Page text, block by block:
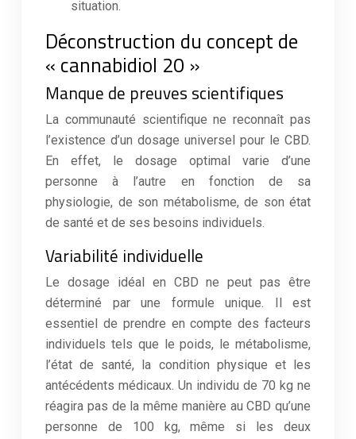
situation.
Déconstruction du concept de
« cannabidiol 20 »
Manque de preuves scientifiques
La communauté scientifique ne reconnaît pas
l’existence d’un dosage universel pour le CBD.
En effet, le dosage optimal varie d’une
personne à l’autre en fonction de sa
physiologie, de son métabolisme, de son état
de santé et de ses besoins individuels.
Variabilité individuelle
Le dosage idéal en CBD ne peut pas être
déterminé par une formule unique. Il est
essentiel de prendre en compte des facteurs
individuels tels que le poids, le métabolisme,
l’état de santé, la condition physique et les
antécédents médicaux. Un individu de 70 kg ne
réagira pas de la même manière au CBD qu’une
personne de 100 kg, même si les deux